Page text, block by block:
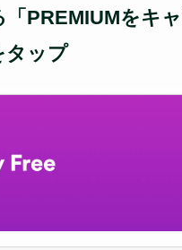
「PREMIUMをキ
タップ